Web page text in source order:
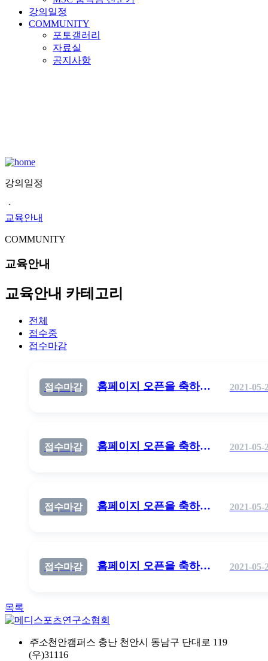
강의일정
COMMUNITY
포토갤러리
자료실
공지사항
강의일정
ㆍ
교육안내
COMMUNITY
교육안내
교육안내 카테고리
전체
접수중
접수마감
접수마감 홈페이지 오픈을 축하드립니다. 2021-05-
접수마감 홈페이지 오픈을 축하드립니다. 2021-05-
접수마감 홈페이지 오픈을 축하드립니다. 2021-05-
접수마감 홈페이지 오픈을 축하드립니다. 2021-05-
목록
주소천안캠퍼스 충난 천안시 동남구 단대로 119
(우)31116